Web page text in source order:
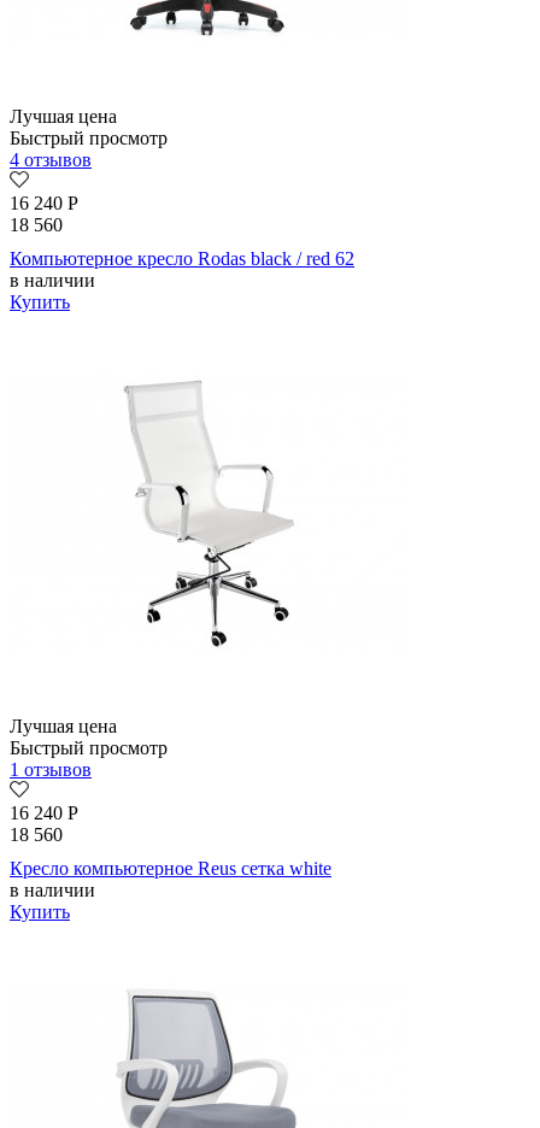
Лучшая цена
Быстрый просмотр
4 отзывов
16 240 Р
18 560
Компьютерное кресло Rodas black / red 62
в наличии
Купить
Лучшая цена
Быстрый просмотр
1 отзывов
16 240 Р
18 560
Кресло компьютерное Reus сетка white
в наличии
Купить